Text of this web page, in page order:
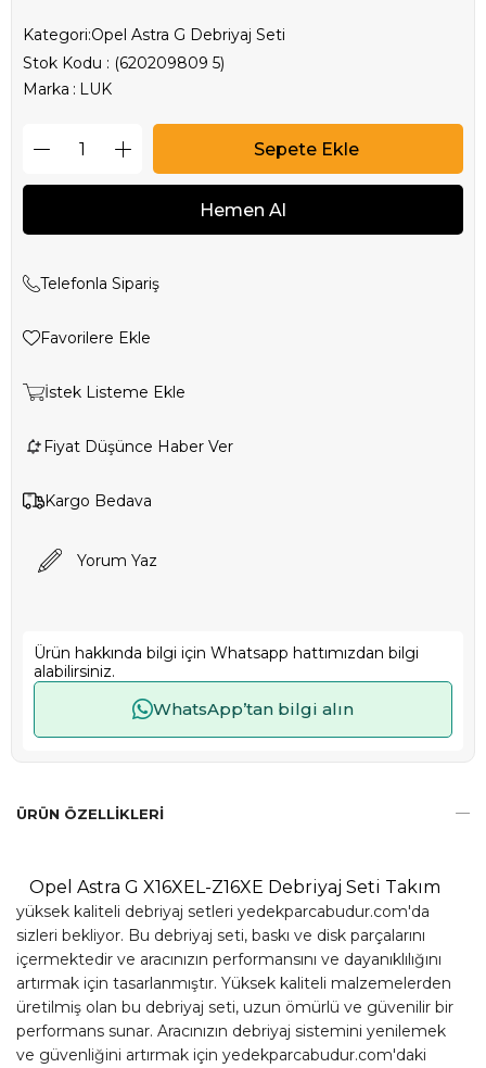
Kategori:Opel Astra G Debriyaj Seti
Stok Kodu
(620209809 5)
Marka : LUK
Telefonla Sipariş
Favorilere Ekle
İstek Listeme Ekle
Fiyat Düşünce Haber Ver
Kargo Bedava
Yorum Yaz
Ürün hakkında bilgi için Whatsapp hattımızdan bilgi
alabilirsiniz.
WhatsApp’tan bilgi alın
ÜRÜN ÖZELLIKLERI
Opel Astra G X16XEL-Z16XE Debriyaj Seti Takım
yüksek kaliteli debriyaj setleri yedekparcabudur.com'da
sizleri bekliyor. Bu debriyaj seti, baskı ve disk parçalarını
içermektedir ve aracınızın performansını ve dayanıklılığını
artırmak için tasarlanmıştır. Yüksek kaliteli malzemelerden
üretilmiş olan bu debriyaj seti, uzun ömürlü ve güvenilir bir
performans sunar. Aracınızın debriyaj sistemini yenilemek
ve güvenliğini artırmak için yedekparcabudur.com'daki